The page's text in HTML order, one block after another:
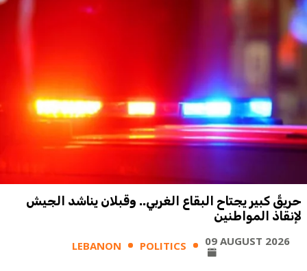
حريقٌ كبير يجتاح البقاع الغربي.. وقبلان يناشد الجيش
لإنقاذ المواطنين
LEBANON POLITICS 09 AUGUST 2026